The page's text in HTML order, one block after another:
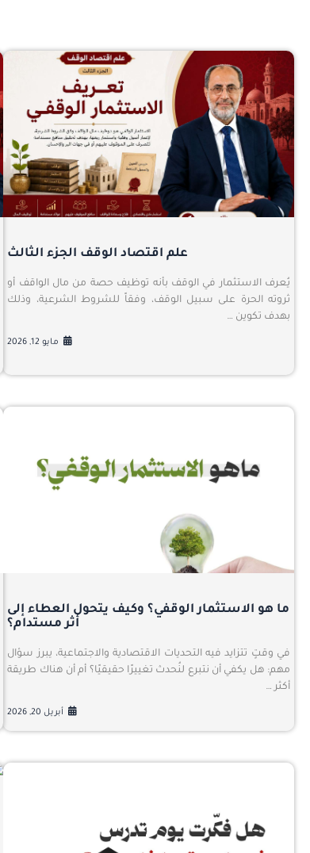
علم اقتصاد الوقف الجزء الثالث
يُعرف الاستثمار في الوقف بأنه توظيف حصة من مال الواقف أو
ثروته الحرة على سبيل الوقف، وفقاً للشروط الشرعية، وذلك
بهدف تكوين …
مايو 12, 2026
ما هو الاستثمار الوقفي؟ وكيف يتحول العطاء إلى
أثر مستدام؟
في وقتٍ تتزايد فيه التحديات الاقتصادية والاجتماعية، يبرز سؤال
مهم: هل يكفي أن نتبرع لنُحدث تغييرًا حقيقيًا؟ أم أن هناك طريقة
أكثر …
أبريل 20, 2026